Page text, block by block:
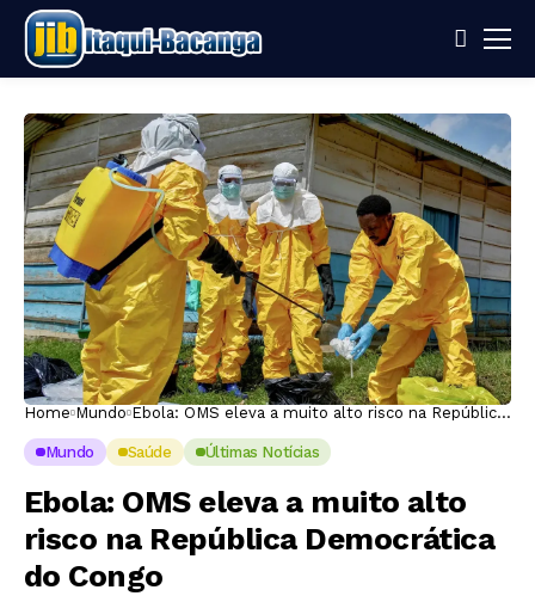
Home Mundo Ebola: OMS eleva a muito alto risco na República
Mundo
Saúde Últimas Notícias
Ebola: OMS eleva a muito alto
risco na República Democrática
do Congo